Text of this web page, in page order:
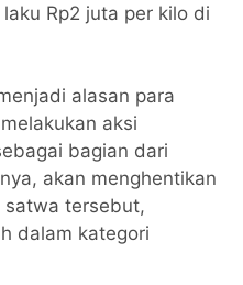
Rp2 juta per kilo di
alasan para
aksi
bagian dari
akan menghentikan
satwa tersebut,
dalam kategori